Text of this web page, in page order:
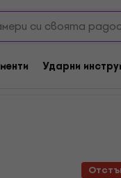
Ударни